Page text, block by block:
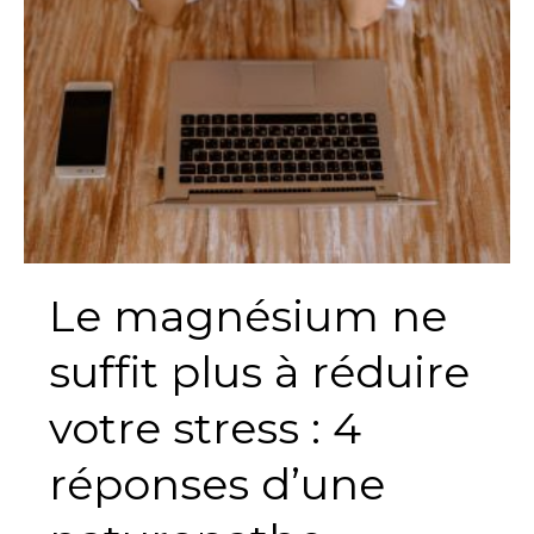
Le magnésium ne
suffit plus à réduire
votre stress : 4
réponses d’une
stress
4
réponses
d’une
naturopathe